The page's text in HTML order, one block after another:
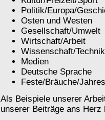
Politik/Europa/
Osten und Westen
Gesellschaft/Umwelt
Wirtschaft/Arbeit
Wissenschaft/Technik
Medien
Deutsche Sprache
Feste/Bräuche/
Als Beispiele unserer
unserer Beiträge ans Herz